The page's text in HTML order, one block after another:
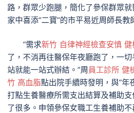
路，群眾少跑腿，簡化了參保群眾
家中喜添“二寶”的市平易近周師長教
“需求新竹 自律神經檢查安慎 健
了，不消再往醫保年夜廳跑了，一
站就能一站式辦結。”周 員工診所 健
竹 高血脂點出院手續時發明，與“年
打點生養醫療所需支出結算及補助
了很多。申領參保女職工生養補助